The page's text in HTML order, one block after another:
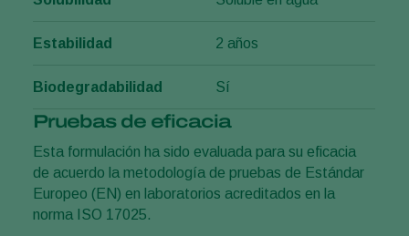
Estabilidad 2 años
Biodegradabilidad Sí
Pruebas de eficacia
Esta formulación ha sido evaluada para su eficacia
de acuerdo la metodología de pruebas de Estándar
Europeo (EN) en laboratorios acreditados en la
norma ISO 17025.